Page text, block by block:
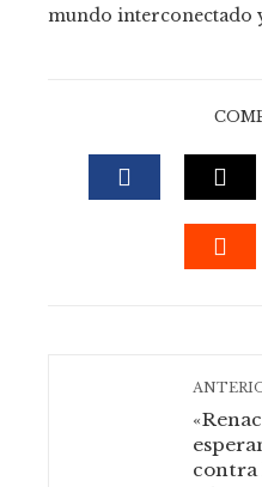
mundo interconectado
FACEBOOK
contra